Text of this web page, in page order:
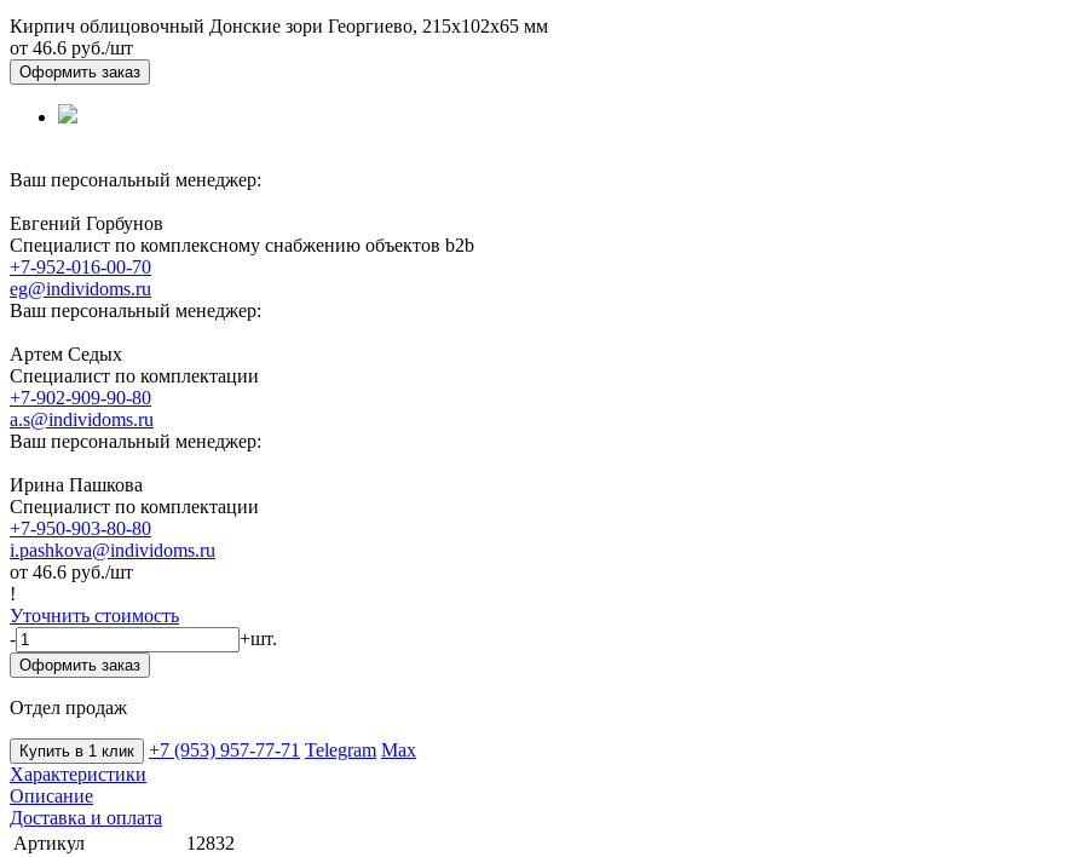
Кирпич облицовочный Донские зори Георгиево, 215х102х65 мм
от 46.6 руб./шт
Оформить заказ
Ваш персональный менеджер:
Евгений Горбунов
Специалист по комплексному снабжению объектов b2b
+7-952-016-00-70
eg@individoms.ru
Ваш персональный менеджер:
Артем Седых
Специалист по комплектации
+7-902-909-90-80
a.s@individoms.ru
Ваш персональный менеджер:
Ирина Пашкова
Специалист по комплектации
+7-950-903-80-80
i.pashkova@individoms.ru
от 46.6 руб./шт
!
Уточнить стоимость
-
+шт.
Оформить заказ
Отдел продаж
Купить в 1 клик +7 (953) 957-77-71 Telegram Max
Характеристики
Описание
Доставка и оплата
Артикул
12832